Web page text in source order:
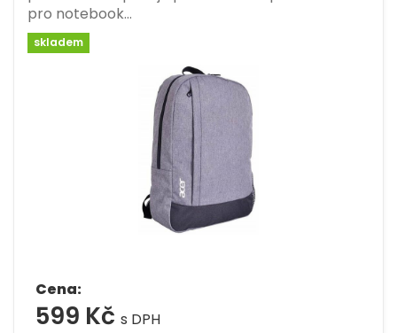
pro notebook…
skladem
Cena:
599 Kč s DPH